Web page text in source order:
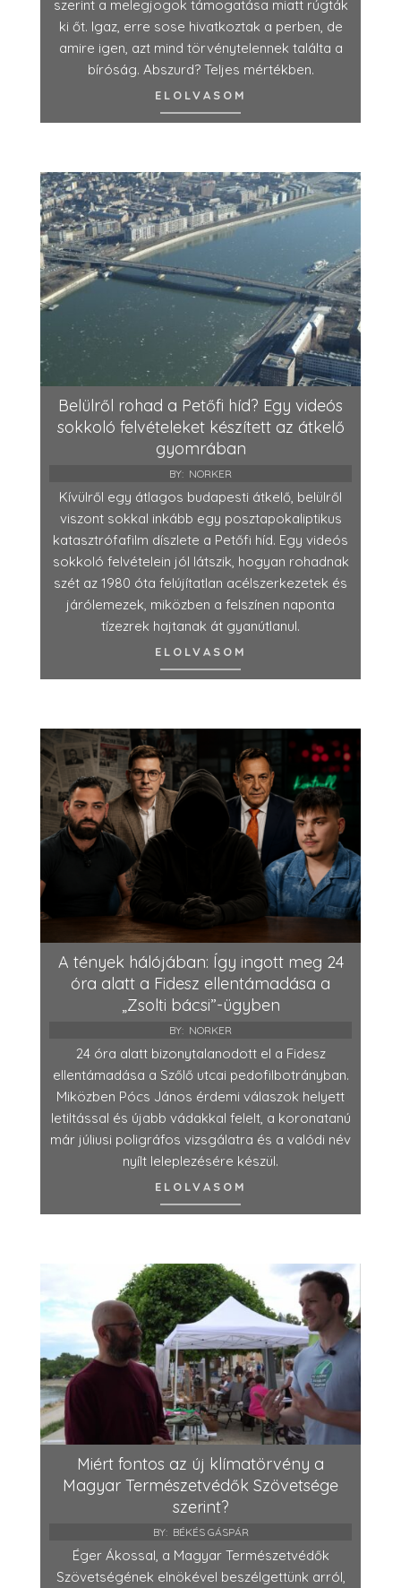
szerint a melegjogok támogatása miatt rúgták
ki őt. Igaz, erre sose hivatkoztak a perben, de
amire igen, azt mind törvénytelennek találta a
bíróság. Abszurd? Teljes mértékben.
ELOLVASOM
Belülről rohad a Petőfi híd? Egy videós
sokkoló felvételeket készített az átkelő
gyomrában
BY: NORKER
Kívülről egy átlagos budapesti átkelő, belülről
viszont sokkal inkább egy posztapokaliptikus
katasztrófafilm díszlete a Petőfi híd. Egy videós
sokkoló felvételein jól látszik, hogyan rohadnak
szét az 1980 óta felújítatlan acélszerkezetek és
járólemezek, miközben a felszínen naponta
tízezrek hajtanak át gyanútlanul.
ELOLVASOM
A tények hálójában: Így ingott meg 24
óra alatt a Fidesz ellentámadása a
„Zsolti bácsi”-ügyben
BY: NORKER
24 óra alatt bizonytalanodott el a Fidesz
ellentámadása a Szőlő utcai pedofilbotrányban.
Miközben Pócs János érdemi válaszok helyett
letiltással és újabb vádakkal felelt, a koronatanú
már júliusi poligráfos vizsgálatra és a valódi név
nyílt leleplezésére készül.
ELOLVASOM
Miért fontos az új klímatörvény a
Magyar Természetvédők Szövetsége
szerint?
BY: BÉKÉS GÁSPÁR
Éger Ákossal, a Magyar Természetvédők
Szövetségének elnökével beszélgettünk arról,